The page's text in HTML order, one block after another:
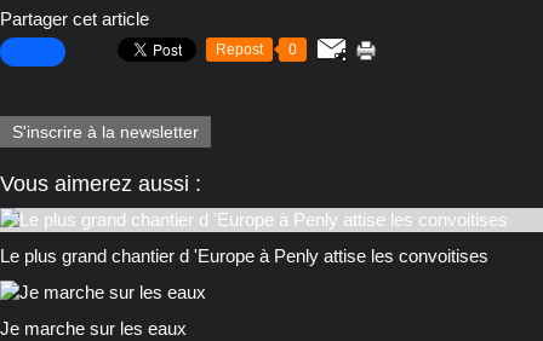
Partager cet article
Repost 0
S'inscrire à la newsletter
Vous aimerez aussi :
Le plus grand chantier d 'Europe à Penly attise les convoitises
Je marche sur les eaux